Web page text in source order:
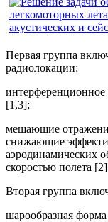
Первая группа
радиолокации:
[1,3];
мешающие
снижающие
аэродинамических
скоростью полета
Вторая группа
шарообразная